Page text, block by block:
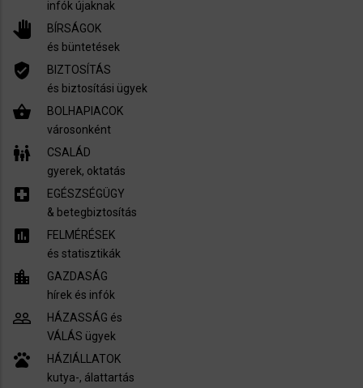
infók újaknak
pan_tool
BÍRSÁGOK
és büntetések
verified_user
BIZTOSÍTÁS
és biztosítási ügyek
shopping_basket
BOLHAPIACOK
városonként
family_restroom
CSALÁD
gyerek, oktatás
local_hospital
EGÉSZSÉGÜGY
​& betegbiztosítás
assessment
FELMÉRÉSEK
és statisztikák
location_city
GAZDASÁG
hírek és infók
people_outline
HÁZASSÁG és
VÁLÁS ügyek
pets
HÁZIÁLLATOK
kutya-, álattartás